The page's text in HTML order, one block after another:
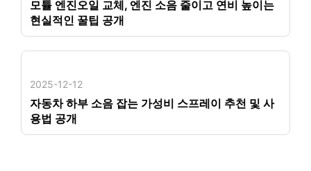
모튤 엔진오일 교체, 엔진 소음 줄이고 연비 높이는
현실적인 꿀팁 공개
2025-12-12
자동차 하부 소음 잡는 가성비 스프레이 추천 및 사
용법 공개